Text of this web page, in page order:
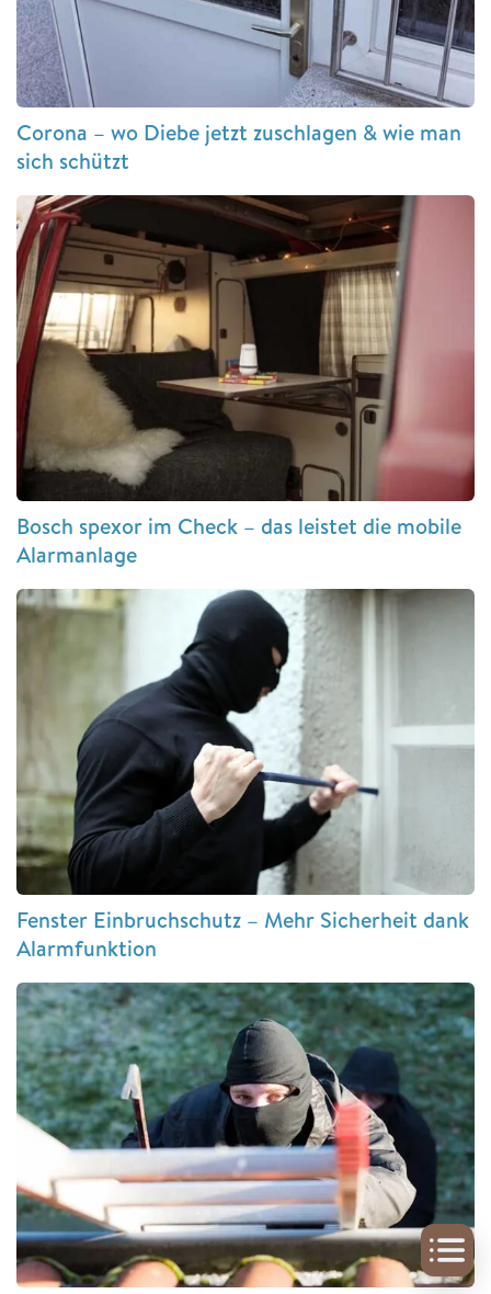
Corona – wo Diebe jetzt zuschlagen & wie man
sich schützt
Bosch spexor im Check – das leistet die mobile
Alarmanlage
Fenster Einbruchschutz – Mehr Sicherheit dank
Alarmfunktion